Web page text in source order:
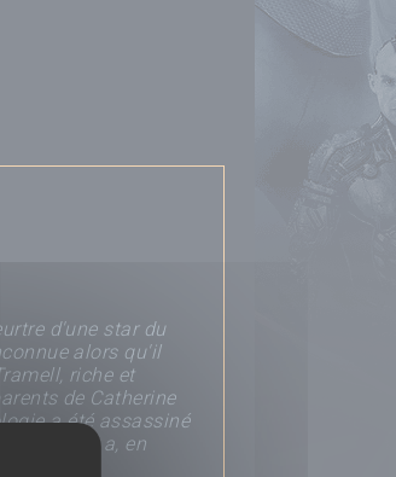
d'une star du
alors qu'il
riche et
de Catherine
a été assassiné
amies a, en